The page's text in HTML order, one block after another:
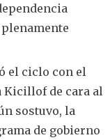
el ciclo con el
de cara al
sostuvo, la
de gobierno